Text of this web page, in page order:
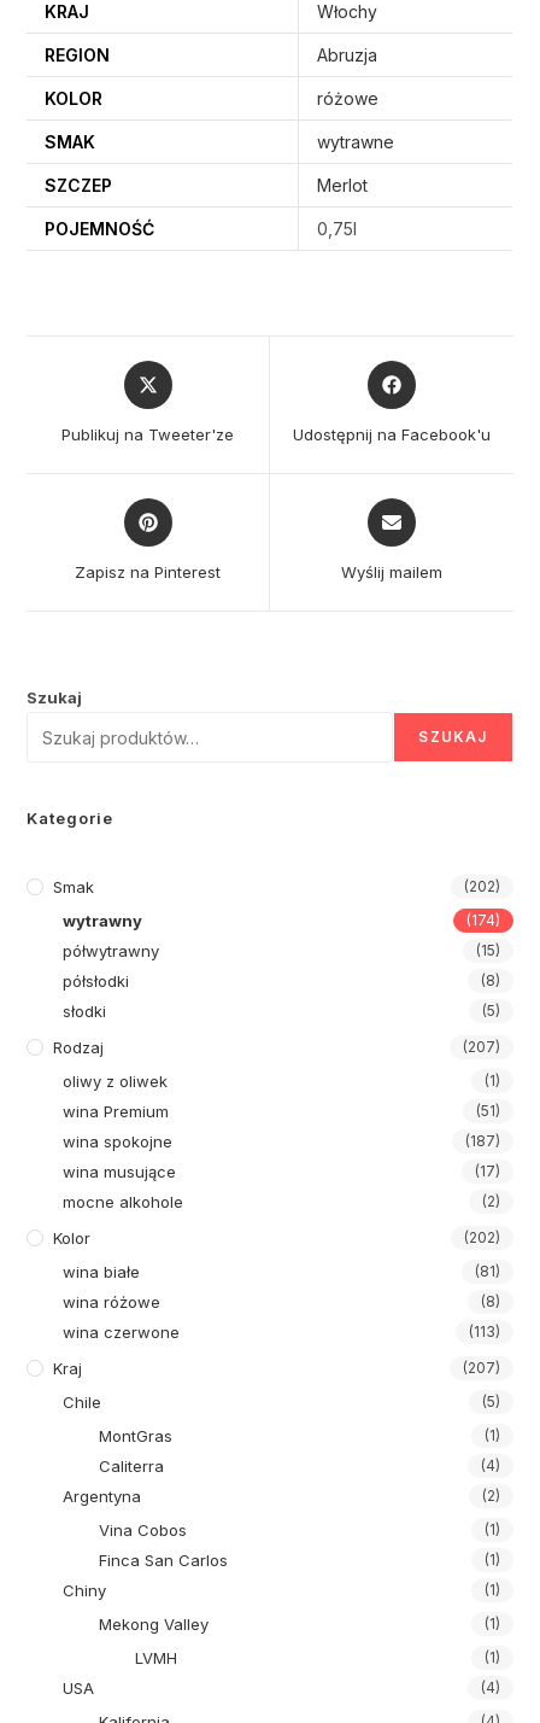
KRAJ Włochy
REGION Abruzja
KOLOR różowe
SMAK wytrawne
SZCZEP Merlot
POJEMNOŚĆ 0,75l
Opens
in
Publikuj na Tweeter'ze
Opens
in
new
Udostępnij na Facebook'u
Opens
in
Zapisz na Pinterest
Opens
in
new
Wyślij mailem
Szukaj
SZUKAJ
Kategorie
Smak (202)
wytrawny (174)
półwytrawny (15)
półsłodki (8)
słodki (5)
Rodzaj (207)
oliwy z oliwek (1)
wina Premium (51)
wina spokojne (187)
wina musujące (17)
mocne alkohole (2)
Kolor (202)
wina białe (81)
wina różowe (8)
wina czerwone (113)
Kraj (207)
Chile (5)
MontGras (1)
Caliterra (4)
Argentyna (2)
Vina Cobos (1)
Finca San Carlos (1)
Chiny (1)
Mekong Valley (1)
LVMH (1)
USA (4)